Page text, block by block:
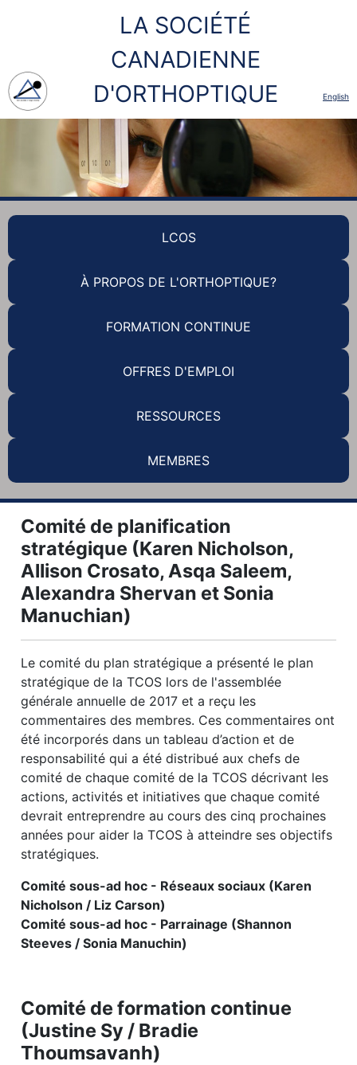
LA SOCIÉTÉ
CANADIENNE
D'ORTHOPTIQUE
English
LCOS
À PROPOS DE L'ORTHOPTIQUE?
FORMATION CONTINUE
OFFRES D'EMPLOI
RESSOURCES
MEMBRES
Comité de planification
stratégique (Karen Nicholson,
Allison Crosato, Asqa Saleem,
Alexandra Shervan et Sonia
Manuchian)
Le comité du plan stratégique a présenté le plan
stratégique de la TCOS lors de l'assemblée
générale annuelle de 2017 et a reçu les
commentaires des membres. Ces commentaires ont
été incorporés dans un tableau d’action et de
responsabilité qui a été distribué aux chefs de
comité de chaque comité de la TCOS décrivant les
actions, activités et initiatives que chaque comité
devrait entreprendre au cours des cinq prochaines
années pour aider la TCOS à atteindre ses objectifs
stratégiques.
Comité sous-ad hoc - Réseaux sociaux (Karen
Nicholson / Liz Carson)
Comité sous-ad hoc - Parrainage (Shannon
Steeves / Sonia Manuchin)
Comité de formation continue
(Justine Sy / Bradie
Thoumsavanh)